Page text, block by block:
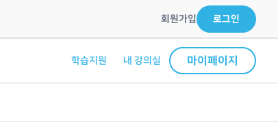
회원가입 로그인
학습지원 내 강의실 마이페이지